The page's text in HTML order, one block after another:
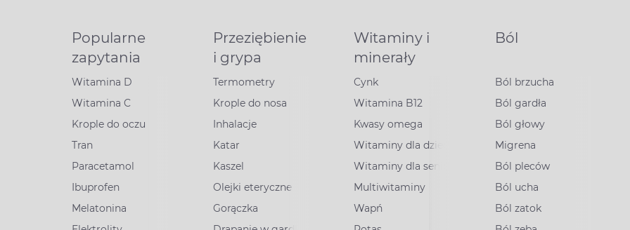
Popularne
zapytania
Witamina D
Witamina C
Krople do oczu
Tran
Paracetamol
Ibuprofen
Melatonina
Przeziębienie
i grypa
Termometry
Krople do nosa
Inhalacje
Katar
Kaszel
Olejki eteryczne
Gorączka
Witaminy i
minerały
Cynk
Witamina B12
Kwasy omega
Witaminy dla dzieci
Witaminy dla seniorów
Multiwitaminy
Wapń
Ból
Ból brzucha
Ból gardła
Ból głowy
Migrena
Ból pleców
Ból ucha
Ból zatok